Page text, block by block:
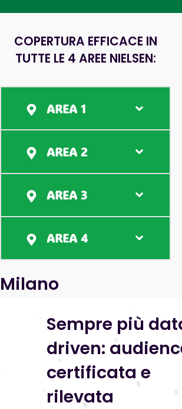
COPERTURA EFFICACE IN
TUTTE LE 4 AREE NIELSEN:
AREA 1
AREA 2
AREA 3
AREA 4
Milano
Sempre più
driven:
certificata e
rilevata